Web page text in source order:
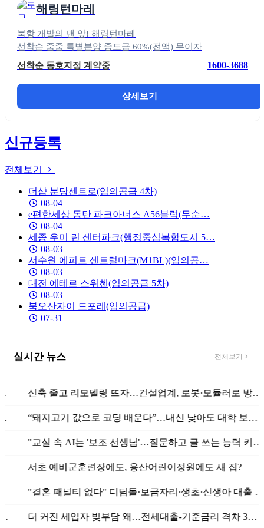
해링턴마레
북항 개발의 맨 앞! 해링턴마레
선착순 줍줍 특별분양 중도금 60%(전액) 무이자
선착순 동호지정 계약중
1600-3688
상세보기
신규등록
전체보기
더샵 분당센트로(임의공급 4차)
08-04
e편한세상 동탄 파크아너스 A56블럭(무순…
08-04
세종 우미 린 센터파크(행정중심복합도시 5…
08-03
서수원 에피트 센트럴마크(M1BL)(임의공…
08-03
대전 에테르 스위첸(임의공급 5차)
08-03
북오산자이 드포레(임의공급)
07-31
실시간 뉴스 전체보기
신축 줄고 리모델링 뜨자…건설업계, 로봇·모듈러로 방향 튼다
“돼지고기 값으로 코딩 배운다”…내신 낮아도 대학 보낸 수업 비밀
"교실 속 AI는 '보조 선생님'…질문하고 글 쓰는 능력 키워주죠"
서초 예비군훈련장에도, 용산어린이정원에도 새 집?
"결혼 패널티 없다" 디딤돌·보금자리·생초·신생아 대출 '문턱' 확 낮...
더 커진 세입자 빚부담 왜…전세대출-기준금리 격차 3년반 만 최대